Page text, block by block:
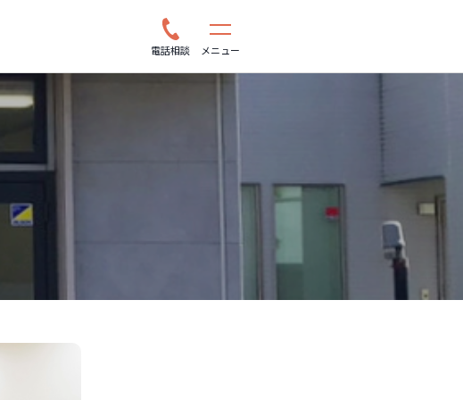
電話相談 メニュー